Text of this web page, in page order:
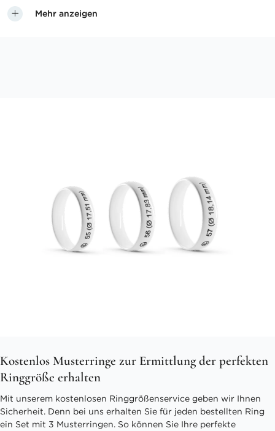
Mehr anzeigen
Kostenlos Musterringe zur Ermittlung der perfekten
Ringgröße erhalten
Mit unserem kostenlosen Ringgrößenservice geben wir Ihnen
Sicherheit. Denn bei uns erhalten Sie für jeden bestellten Ring
ein Set mit 3 Musterringen. So können Sie Ihre perfekte